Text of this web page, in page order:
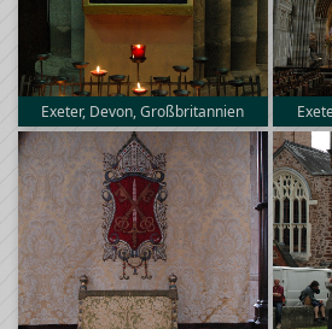
Exeter, Devon, Großbritannien